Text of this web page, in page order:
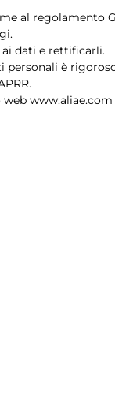
al regolamento
dati e rettificarli.
è
web www.aliae.com